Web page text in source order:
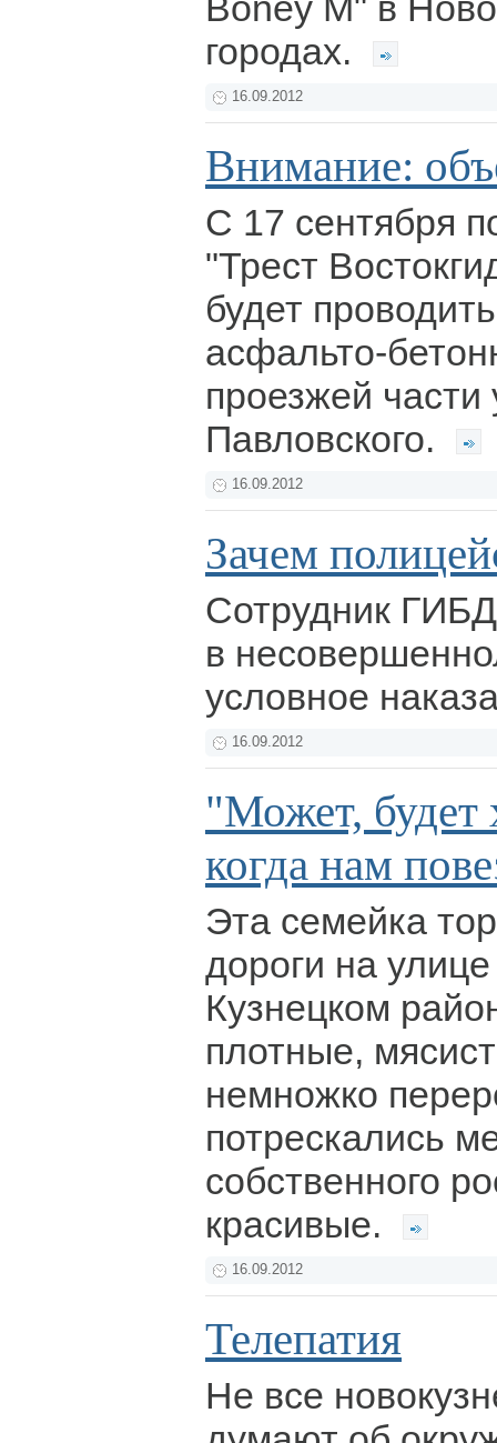
городах.
16.09.2012
Внимание:
С 17 сентября
"Трест
будет
асфальто-
проезжей части
Павловского.
16.09.2012
Зачем
Сотрудник
в
условное
16.09.2012
"Может, будет
когда нам
Эта семейка
дороги на
Кузнецком
плотные,
немножко
потрескались
собственного
красивые.
16.09.2012
Телепатия
Не все